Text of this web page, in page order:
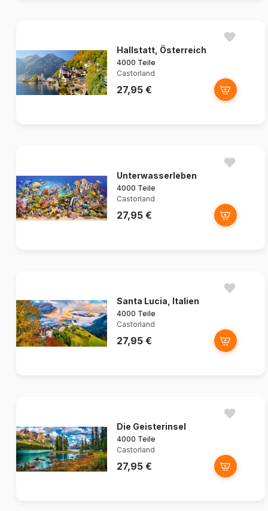
Hallstatt, Österreich
4000 Teile
Castorland
27,95 €
Unterwasserleben
4000 Teile
Castorland
27,95 €
Santa Lucia, Italien
4000 Teile
Castorland
27,95 €
Die Geisterinsel
4000 Teile
Castorland
27,95 €